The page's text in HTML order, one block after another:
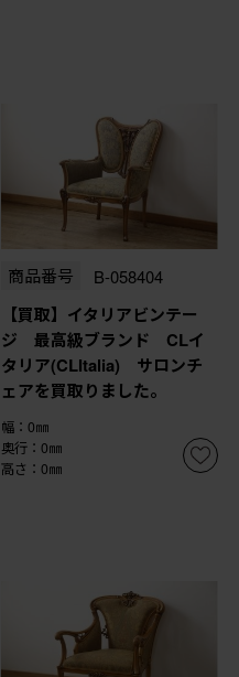
商品番号 B-058404
【買取】イタリアビンテー
ジ 最高級ブランド CLイ
タリア(CLItalia) サロンチ
ェアを買取りました。
幅：0㎜
奥行：0㎜
高さ：0㎜